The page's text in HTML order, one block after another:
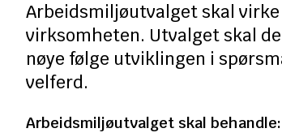
Arbeidsmiljøutvalget skal
virksomheten. Utvalget skal
nøye følge utviklingen i
velferd.
Arbeidsmiljøutvalget skal behandle: